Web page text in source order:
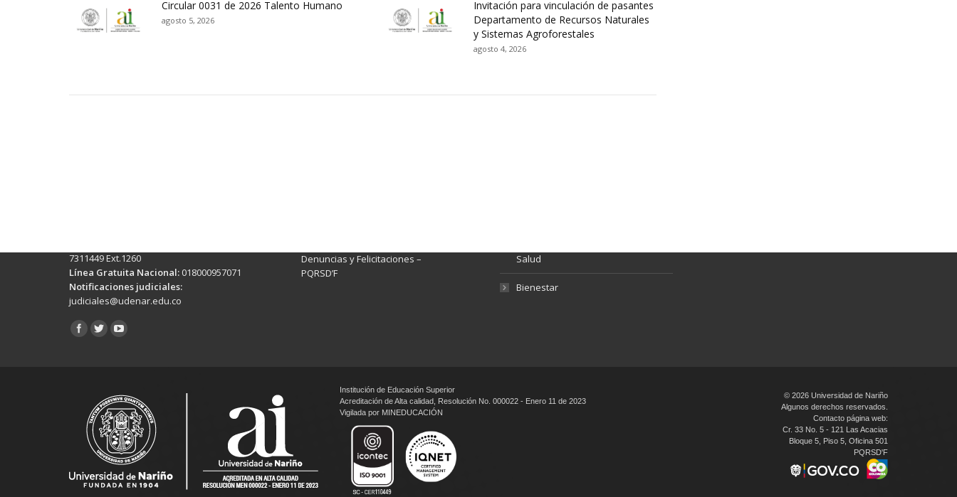
Circular 0031 de 2026 Talento Humano
agosto 5, 2026
Invitación para vinculación de pasantes
Departamento de Recursos Naturales
y Sistemas Agroforestales
agosto 4, 2026
7311449 Ext.1260
Línea Gratuita Nacional: 018000957071
Notificaciones judiciales:
judiciales@udenar.edu.co
Encuéntranos en:
Denuncias y Felicitaciones –
PQRSD’F
Salud
Bienestar
Institución de Educación Superior
Acreditación de Alta calidad, Resolución No. 000022 - Enero 11 de 2023
Vigilada por MINEDUCACIÓN
© 2026 Universidad de Nariño
Algunos derechos reservados.
Contacto página web:
Cr. 33 No. 5 - 121 Las Acacias
Bloque 5, Piso 5, Oficina 501
PQRSD'F